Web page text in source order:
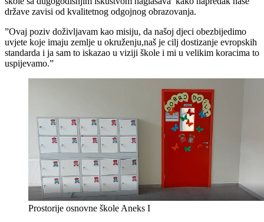
države zavisi od kvalitetnog odgojnog obrazovanja.
”Ovaj poziv doživljavam kao misiju, da našoj djeci obezbijedimo
uvjete koje imaju zemlje u okruženju,naš je cilj dostizanje evropskih
standarda i ja sam to iskazao u viziji škole i mi u velikim koracima to
uspijevamo.”
Prostorije osnovne škole Aneks I